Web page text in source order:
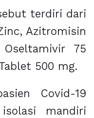
terdiri dari
Azitromisin
75
500 mg.
Covid-19
mandiri